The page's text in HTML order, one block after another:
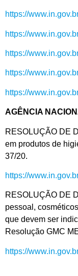
https://
https://
https://
https://
https://
AGÊNCIA
RESOLUÇÃO DE
em produtos de
37/20.
https://
RESOLUÇÃO DE
pessoal,
que devem ser
Resolução GMC
https://